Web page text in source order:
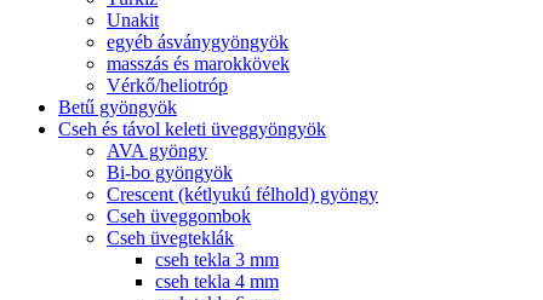
Unakit
egyéb ásványgyöngyök
masszás és marokkövek
Vérkő/heliotróp
Betű gyöngyök
Cseh és távol keleti üveggyöngyök
AVA gyöngy
Bi-bo gyöngyök
Crescent (kétlyukú félhold) gyöngy
Cseh üveggombok
Cseh üvegteklák
cseh tekla 3 mm
cseh tekla 4 mm